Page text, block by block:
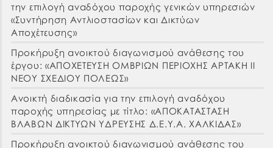
την επιλογή αναδόχου παροχής γενικών υπηρεσιών
«Συντήρηση Αντλιοστασίων και Δικτύων
Αποχέτευσης»
Προκήρυξη ανοικτού διαγωνισμού ανάθεσης του
έργου: «ΑΠΟΧΕΤΕΥΣΗ ΟΜΒΡΙΩΝ ΠΕΡΙΟΧΗΣ ΑΡΤΑΚΗ ΙΙ
ΝΕΟΥ ΣΧΕΔΙΟΥ ΠΟΛΕΩΣ»
Ανοικτή διαδικασία για την επιλογή αναδόχου
παροχής υπηρεσίας με τίτλο: «ΑΠΟΚΑΤΑΣΤΑΣΗ
ΒΛΑΒΩΝ ΔΙΚΤΥΩΝ ΥΔΡΕΥΣΗΣ Δ.Ε.Υ.Α. ΧΑΛΚΙΔΑΣ»
Προκήρυξη ανοικτού διαγωνισμού ανάθεσης του